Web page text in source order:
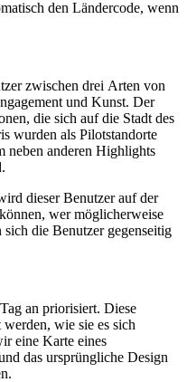
den Ländercode, wenn
zwischen drei Arten von
und Kunst. Der
die sich auf die Stadt des
wurden als Pilotstandorte
neben anderen Highlights
dieser Benutzer auf der
wer möglicherweise
die Benutzer gegenseitig
an priorisiert. Diese
wie sie es sich
eine Karte eines
das ursprüngliche Design